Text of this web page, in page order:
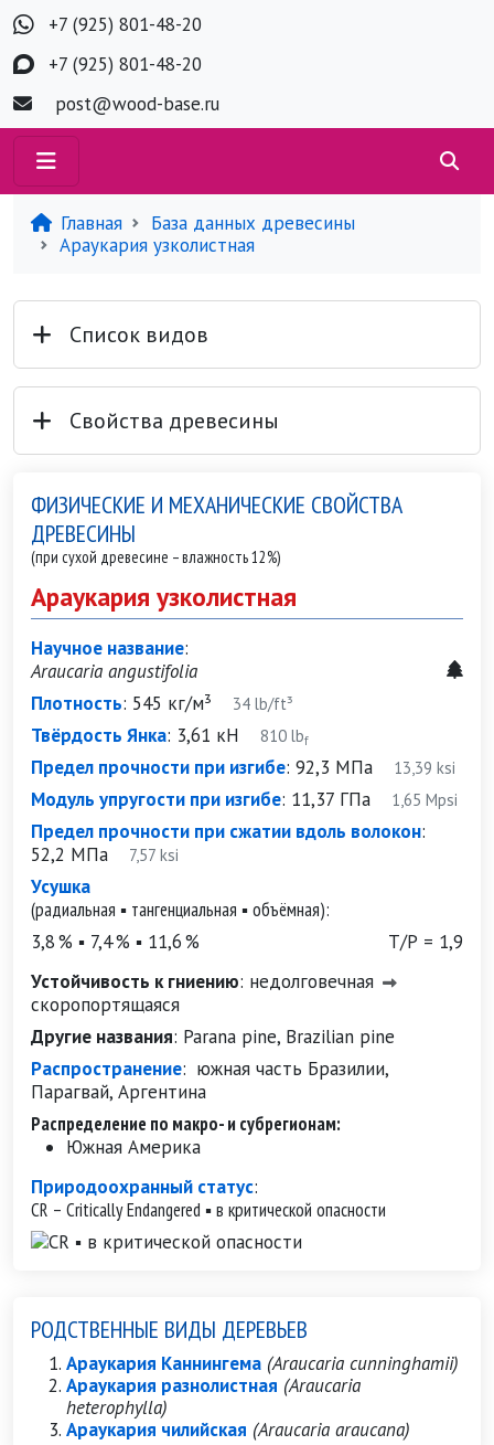
+7 (925) 801-48-20
+7 (925) 801-48-20
post@wood-base.ru
Главная
База данных древесины
Араукария узколистная
Список видов
Свойства древесины
ФИЗИЧЕСКИЕ И МЕХАНИЧЕСКИЕ СВОЙСТВА
ДРЕВЕСИНЫ
(при сухой древесине – влажность 12%)
Араукария узколистная
Научное название:
Araucaria angustifolia
Плотность: 545 кг/м³ 34 lb/ft³
Твёрдость Янка: 3,61 кН 810 lbf
Предел прочности при изгибе: 92,3 МПа 13,39 ksi
Модуль упругости при изгибе: 11,37 ГПа 1,65 Mpsi
Предел прочности при сжатии вдоль волокон:
52,2 МПа 7,57 ksi
Усушка
(радиальная ▪ тангенциальная ▪ объёмная):
3,8 % ▪ 7,4 % ▪ 11,6 %
Т/Р = 1,9
Устойчивость к гниению: недолговечная
скоропортящаяся
Другие названия: Parana pine, Brazilian pine
Распространение: южная часть Бразилии,
Парагвай, Аргентина
Распределение по макро- и субрегионам:
Южная Америка
Природоохранный статус:
CR – Critically Endangered ▪ в критической опасности
РОДСТВЕННЫЕ ВИДЫ ДЕРЕВЬЕВ
Араукария Каннингема (Araucaria cunninghamii)
Араукария разнолистная (Araucaria
heterophylla)
Араукария чилийская (Araucaria araucana)